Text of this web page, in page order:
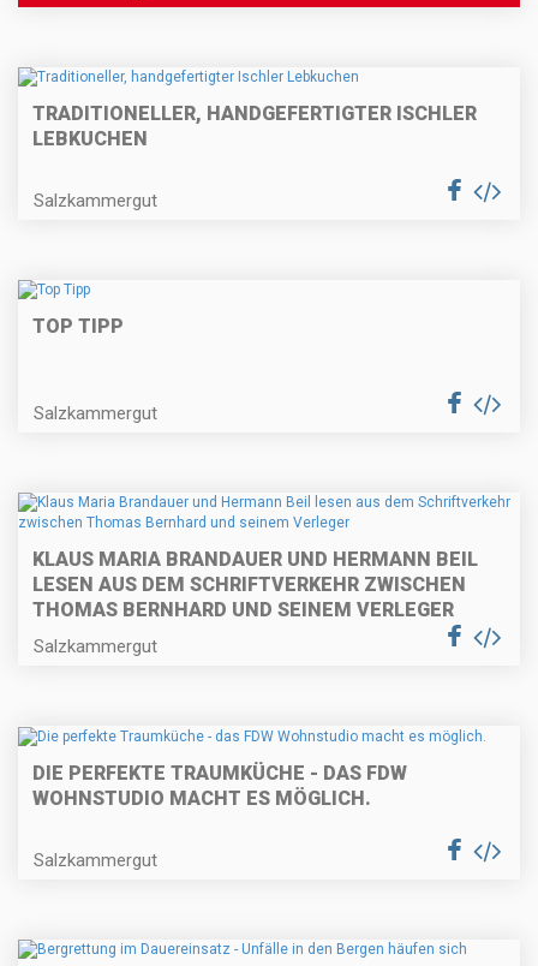
TRADITIONELLER, HANDGEFERTIGTER ISCHLER
LEBKUCHEN
Salzkammergut
TOP TIPP
Salzkammergut
KLAUS MARIA BRANDAUER UND HERMANN BEIL
LESEN AUS DEM SCHRIFTVERKEHR ZWISCHEN
THOMAS BERNHARD UND SEINEM VERLEGER
Salzkammergut
DIE PERFEKTE TRAUMKÜCHE - DAS FDW
WOHNSTUDIO MACHT ES MÖGLICH.
Salzkammergut